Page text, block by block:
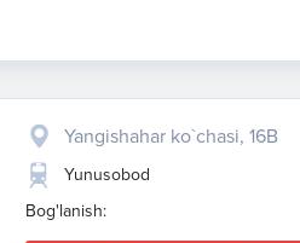
Yangishahar ko`chasi, 16B
Yunusobod
Bog'lanish: